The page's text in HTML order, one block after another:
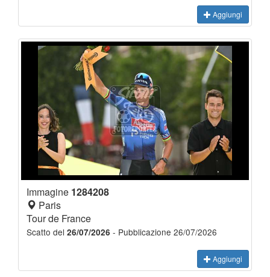
Aggiungi
Immagine 1284208
Paris
Tour de France
Scatto del 26/07/2026 - Pubblicazione 26/07/2026
Aggiungi